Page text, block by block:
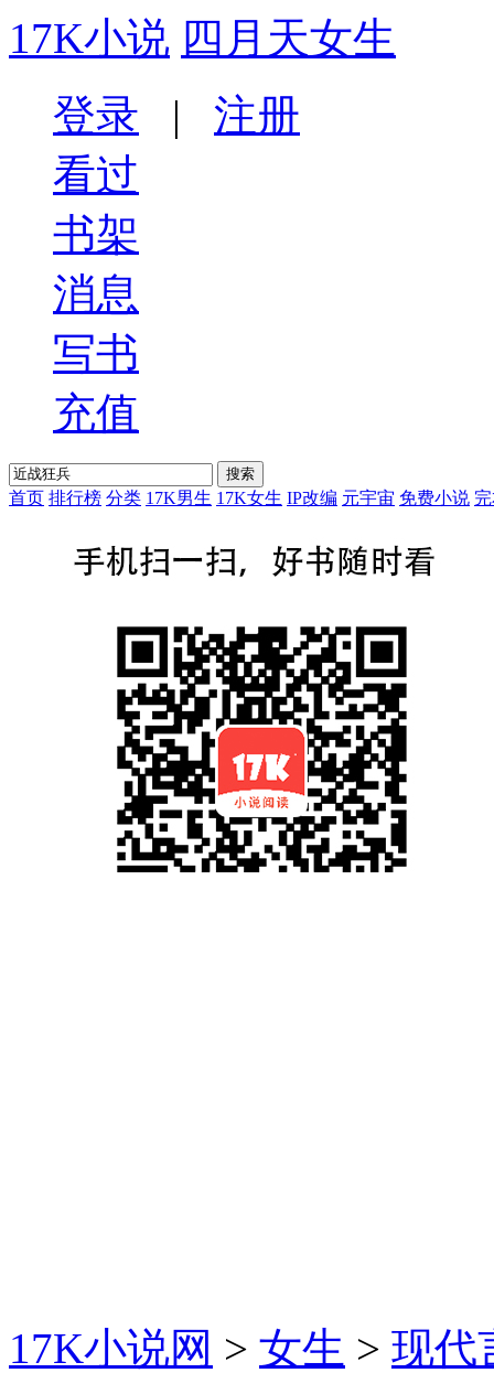
17K小说 四月天女生
登录 | 注册
看过
书架
消息
写书
充值
首页 排行榜 分类 17K男生 17K女生 IP改编 元宇宙 免费小说
17K小说网 > 女生 > 现代